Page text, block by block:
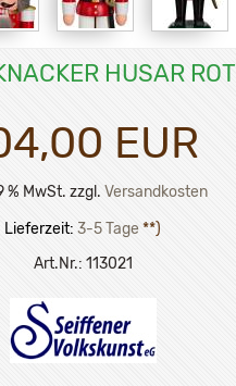
HUSAR ROT
EUR
% MwSt. zzgl. Versandkosten
Lieferzeit: 3-5 Tage **)
Art.Nr.: 113021